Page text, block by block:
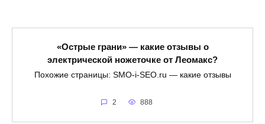
«Острые грани» — какие отзывы о
электрической ножеточке от Леомакс?
Похожие страницы: SMO-i-SEO.ru — какие отзывы
2 888